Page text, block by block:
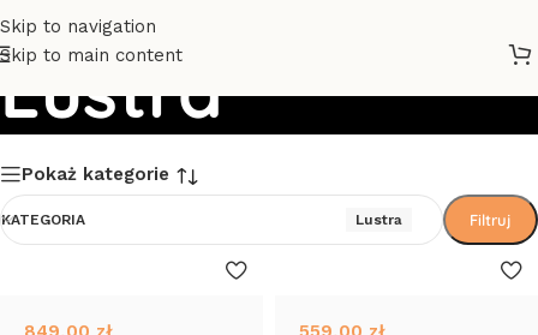
Skip to navigation
Skip to main content
Lustra
Pokaż kategorie
KATEGORIA Lustra Filtruj